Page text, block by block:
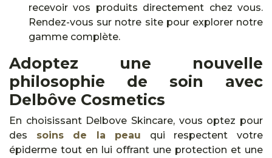
recevoir vos produits directement chez vous.
Rendez-vous sur notre site pour explorer notre
gamme complète.
Adoptez une nouvelle
philosophie de soin avec
Delbôve Cosmetics
En choisissant Delbove Skincare, vous optez pour
des soins de la peau qui respectent votre
épiderme tout en lui offrant une protection et une